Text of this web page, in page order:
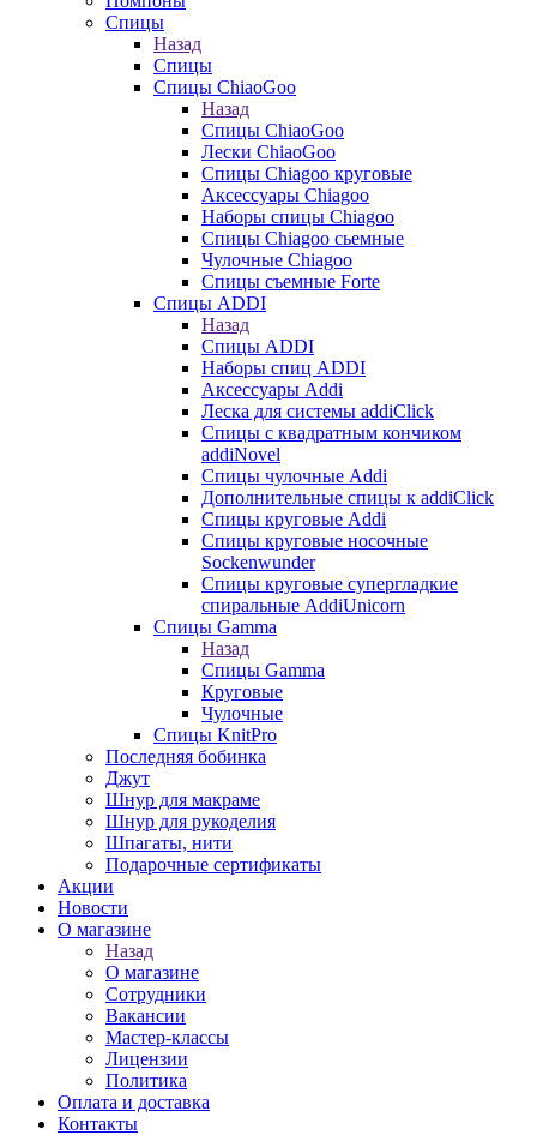
Спицы
Назад
Спицы
Спицы ChiaoGoo
Назад
Спицы ChiaoGoo
Лески ChiaoGoo
Cпицы Сhiagoo круговые
Аксессуары Chiagoo
Наборы спицы Chiagoo
Спицы Chiagoo сьемные
Чулочные Chiagoo
Спицы съемные Forte
Спицы ADDI
Назад
Спицы ADDI
Наборы спиц ADDI
Аксессуары Addi
Леска для системы addiClick
Спицы с квадратным кончиком
addiNovel
Спицы чулочные Addi
Дополнительные спицы к addiClick
Спицы круговые Addi
Спицы круговые носочные
Sockenwunder
Спицы круговые супергладкие
спиральные AddiUnicorn
Спицы Gamma
Назад
Спицы Gamma
Круговые
Чулочные
Спицы KnitPro
Последняя бобинка
Джут
Шнур для макраме
Шнур для рукоделия
Шпагаты, нити
Подарочные сертификаты
Акции
Новости
О магазине
Назад
О магазине
Сотрудники
Вакансии
Мастер-классы
Лицензии
Политика
Оплата и доставка
Контакты